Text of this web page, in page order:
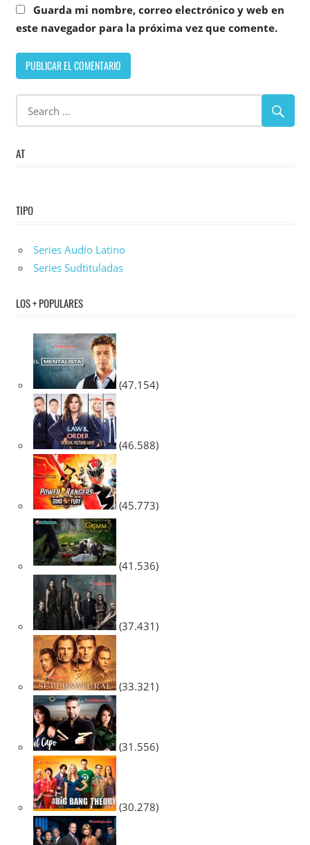
Guarda mi nombre, correo electrónico y web en
este navegador para la próxima vez que comente.
AT
TIPO
Series Audio Latino
Series Sudtituladas
LOS + POPULARES
(47.154)
(46.588)
(45.773)
(41.536)
(37.431)
(33.321)
(31.556)
(30.278)